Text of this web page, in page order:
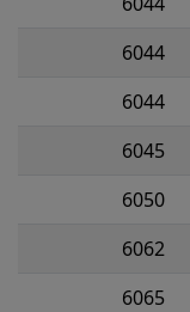
6044
6044
6045
6050
6062
6065